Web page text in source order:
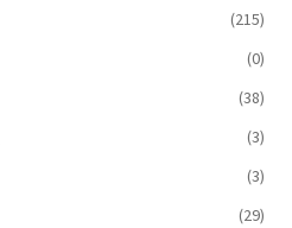
(215)
(0)
(38)
(3)
(3)
(29)